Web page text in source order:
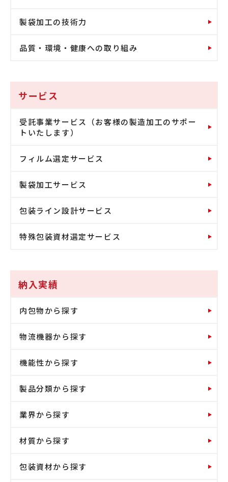
製袋加工の技術力
品質・環境・健康への取り組み
サービス
受託事業サービス（お客様の製造加工のサポー
トいたします）
フィルム選定サービス
製袋加工サービス
包装ライン設計サービス
特殊包装資材選定サービス
納入実績
内包物から探す
物流機器から探す
機能性から探す
製品分類から探す
業界から探す
材質から探す
包装資材から探す